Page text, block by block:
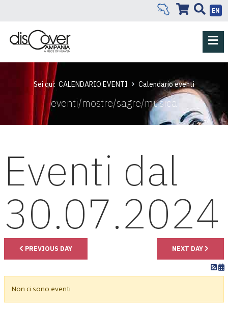
EN
Sei qui: CALENDARIO EVENTI Calendario eventi
eventi/mostre/sagre/musica
Eventi dal
30.07.2024
PREVIOUS DAY NEXT DAY
Non ci sono eventi